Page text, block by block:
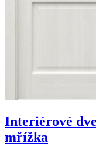
Interiérové
mřížka